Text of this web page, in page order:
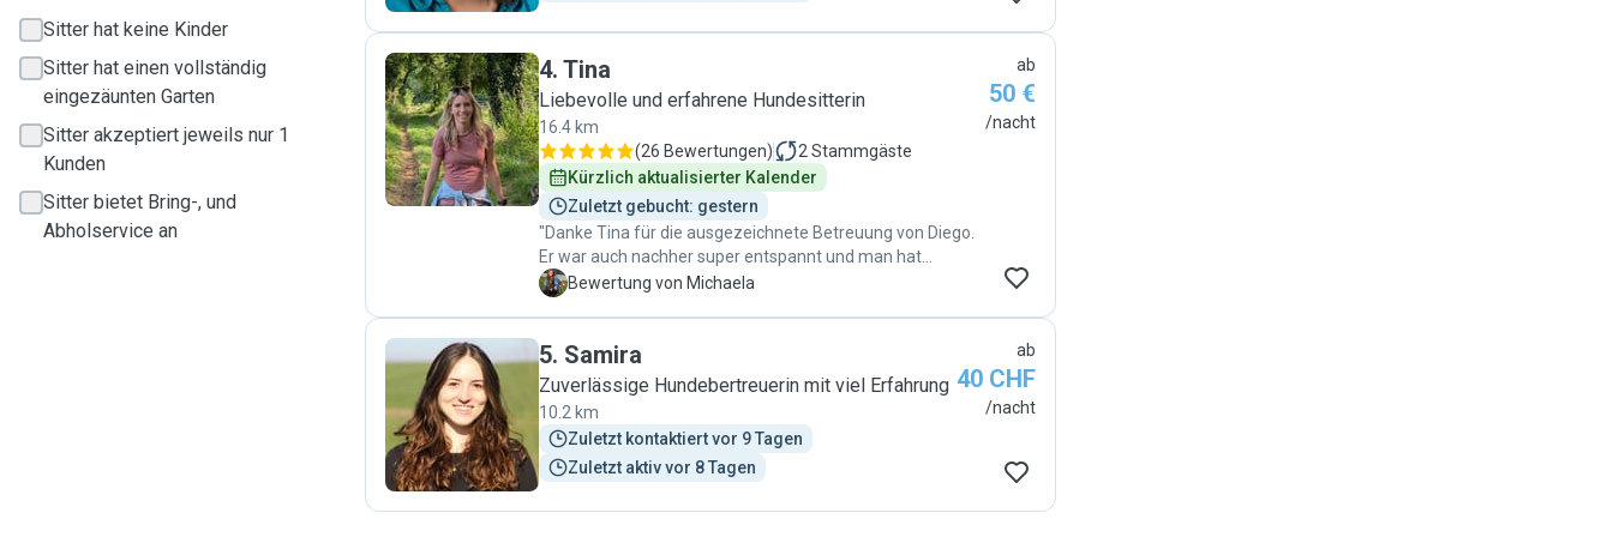
Sitter hat keine Kinder
Sitter hat einen vollständig
eingezäunten Garten
Sitter akzeptiert jeweils nur 1
Kunden
Sitter bietet Bring-, und
Abholservice an
T
4. Tina
Liebevolle und erfahrene Hundesitterin
16.4 km
(26 Bewertungen) 2 Stammgäste
Kürzlich aktualisierter Kalender
Zuletzt gebucht: gestern
"Danke Tina für die ausgezeichnete Betreuung von Diego.
Er war auch nachher super entspannt und man hat
gemerkt, dass er sich wohl gefühlt hat. Auch wir hatten
Festspielen. Wir können Tina & Gina als Hundesitter sehr
empfehlen und sollten wir wieder in die Gegend kommen,
werden wir uns gerne melden. Vielen Dank, Michaela,
Michael & Diego"
M Bewertung von Michaela
ab
50 €
/nacht
S
5. Samira
Zuverlässige Hundebertreuerin mit viel Erfahrung
10.2 km
Zuletzt kontaktiert vor 9 Tagen
Zuletzt aktiv vor 8 Tagen
ab
40 CHF
/nacht